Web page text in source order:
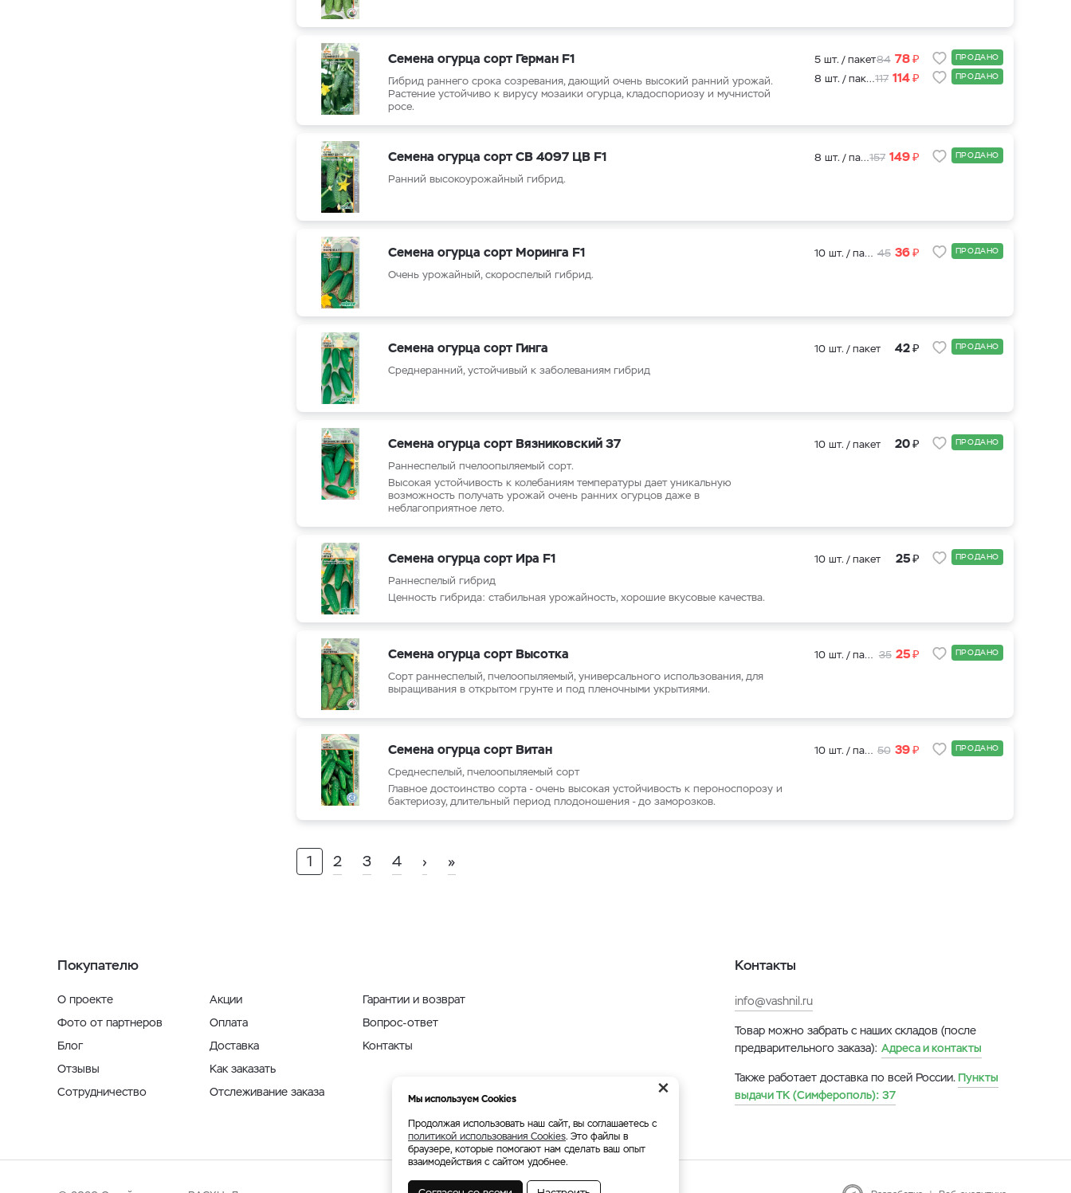
Семена огурца сорт Герман F1
Гибрид раннего срока созревания, дающий очень высокий ранний урожай.
Растение устойчиво к вирусу мозаики огурца, кладоспориозу и мучнистой
росе.
5 шт. / пакет84 78₽ ПРОДАНО
8 шт. / пакет117 114₽ ПРОДАНО
Семена огурца сорт СВ 4097 ЦВ F1
Ранний высокоурожайный гибрид.
8 шт. / пакет157 149₽ ПРОДАНО
Семена огурца сорт Моринга F1
Очень урожайный, скороспелый гибрид.
10 шт. / пакет 45 36₽ ПРОДАНО
Семена огурца сорт Гинга
Среднеранний, устойчивый к заболеваниям гибрид
10 шт. / пакет 42₽ ПРОДАНО
Семена огурца сорт Вязниковский 37
Раннеспелый пчелоопыляемый сорт.
Высокая устойчивость к колебаниям температуры дает уникальную
возможность получать урожай очень ранних огурцов даже в
неблагоприятное лето.
10 шт. / пакет 20₽ ПРОДАНО
Семена огурца сорт Ира F1
Раннеспелый гибрид
Ценность гибрида: стабильная урожайность, хорошие вкусовые качества.
10 шт. / пакет 25₽ ПРОДАНО
Семена огурца сорт Высотка
Сорт раннеспелый, пчелоопыляемый, универсального использования, для
выращивания в открытом грунте и под пленочными укрытиями.
10 шт. / пакет 35 25₽ ПРОДАНО
Семена огурца сорт Витан
Среднеспелый, пчелоопыляемый сорт
Главное достоинство сорта - очень высокая устойчивость к пероноспорозу и
бактериозу, длительный период плодоношения - до заморозков.
10 шт. / пакет 50 39₽ ПРОДАНО
1 2 3 4 › »
Покупателю
О проекте
Фото от партнеров
Блог
Отзывы
Сотрудничество
Акции
Оплата
Доставка
Как заказать
Отслеживание заказа
Гарантии и возврат
Вопрос-ответ
Контакты
Контакты
info@vashnil.ru
Товар можно забрать с наших складов (после
предварительного заказа): Адреса и контакты
Также работает доставка по всей России. Пункты
выдачи ТК (Симферополь): 37
×
Мы используем Cookies
Продолжая использовать наш сайт, вы соглашаетесь с
политикой использования Cookies. Это файлы в
браузере, которые помогают нам сделать ваш опыт
взаимодействия с сайтом удобнее.